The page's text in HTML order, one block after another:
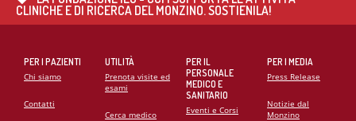
CLINICHE E DI RICERCA DEL MONZINO. SOSTIENILA!
PER I PAZIENTI
Chi siamo
Contatti
UTILITÀ
Prenota visite ed
esami
Cerca medico
PER IL
PERSONALE
MEDICO E
SANITARIO
Eventi e Corsi
PER I MEDIA
Press Release
Notizie dal
Monzino